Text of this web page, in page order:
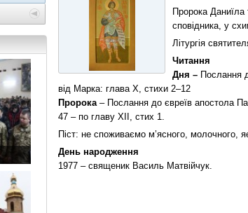
Пророка
сповідника, у
Літургія
Читання
Дня – Послання
від Марка: глава Х, стихи 2–12
Пророка– Послання до євреїв апостола
47 – по главу ХІI, стих 1.
Піст: не споживаємо м’ясного, молочного,
День народження
1977 – священик Василь Матвійчук.